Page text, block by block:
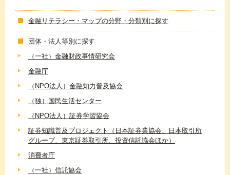
金融リテラシー・マップの分野・分類別に探す
団体・法人等別に探す
（一社）金融財政事情研究会
金融庁
（NPO法人）金融知力普及協会
（独）国民生活センター
（NPO法人）証券学習協会
証券知識普及プロジェクト（日本証券業協会、日本取引所
グループ、東京証券取引所、投資信託協会ほか）
消費者庁
（一社）信託協会